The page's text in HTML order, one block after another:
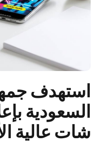
استهدف
السعودية
شات عالية